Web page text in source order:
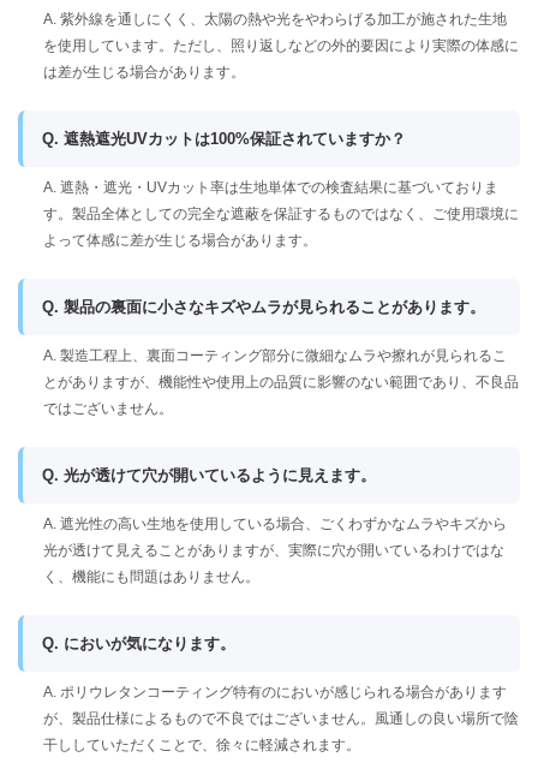
A. 紫外線を通しにくく、太陽の熱や光をやわらげる加工が施された生地
を使用しています。ただし、照り返しなどの外的要因により実際の体感に
は差が生じる場合があります。
Q. 遮熱遮光UVカットは100%保証されていますか？
A. 遮熱・遮光・UVカット率は生地単体での検査結果に基づいておりま
す。製品全体としての完全な遮蔽を保証するものではなく、ご使用環境に
よって体感に差が生じる場合があります。
Q. 製品の裏面に小さなキズやムラが見られることがあります。
A. 製造工程上、裏面コーティング部分に微細なムラや擦れが見られるこ
とがありますが、機能性や使用上の品質に影響のない範囲であり、不良品
ではございません。
Q. 光が透けて穴が開いているように見えます。
A. 遮光性の高い生地を使用している場合、ごくわずかなムラやキズから
光が透けて見えることがありますが、実際に穴が開いているわけではな
く、機能にも問題はありません。
Q. においが気になります。
A. ポリウレタンコーティング特有のにおいが感じられる場合があります
が、製品仕様によるもので不良ではございません。風通しの良い場所で陰
干ししていただくことで、徐々に軽減されます。